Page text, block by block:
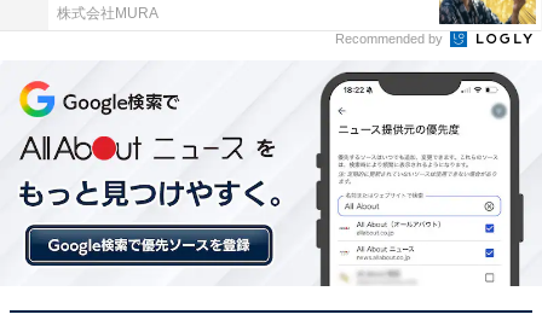
株式会社MURA
Recommended by